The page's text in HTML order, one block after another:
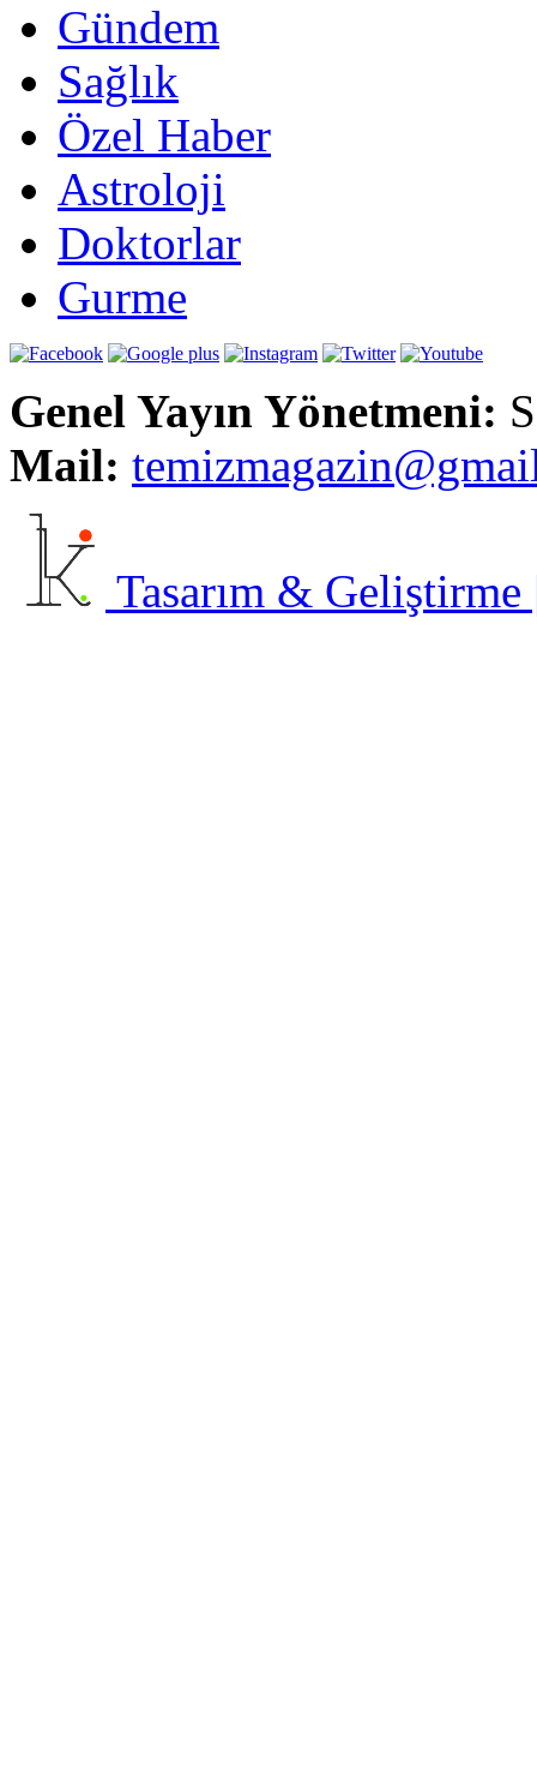
Gündem
Sağlık
Özel Haber
Astroloji
Doktorlar
Gurme
Genel Yayın Yönetmeni:
Mail: t
Tasarım &